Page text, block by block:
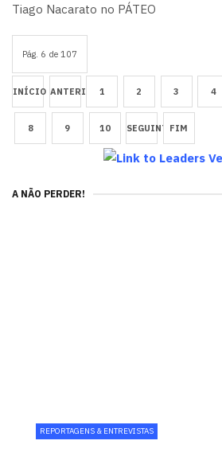
Tiago Nacarato no PÁTEO
Pág. 6 de 107
INÍCIO ANTERIOR 1 2 3 4
8 9 10 SEGUINTEFIM
A NÃO PERDER!
REPORTAGENS & ENTREVISTAS